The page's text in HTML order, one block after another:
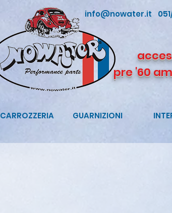
info@nowater.it
pre '60
CARROZZERIA GUARNIZIONI